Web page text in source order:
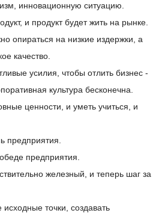
инновационную ситуацию.
и продукт будет жить на рынке.
опираться на низкие издержки, а
качество.
усилия, чтобы отлить бизнес -
культура бесконечна.
ценности, и уметь учиться, и
предприятия.
предприятия.
железный, и теперь шаг за
точки, создавать